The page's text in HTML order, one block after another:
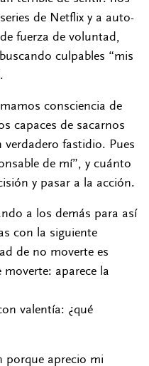
de Netflix y a auto-
fuerza de voluntad,
culpables “mis
consciencia de
capaces de sacarnos
fastidio. Pues
de mí”, y cuánto
y pasar a la acción.
a los demás para así
con la siguiente
de no moverte es
aparece la
valentía: ¿qué
porque aprecio mi